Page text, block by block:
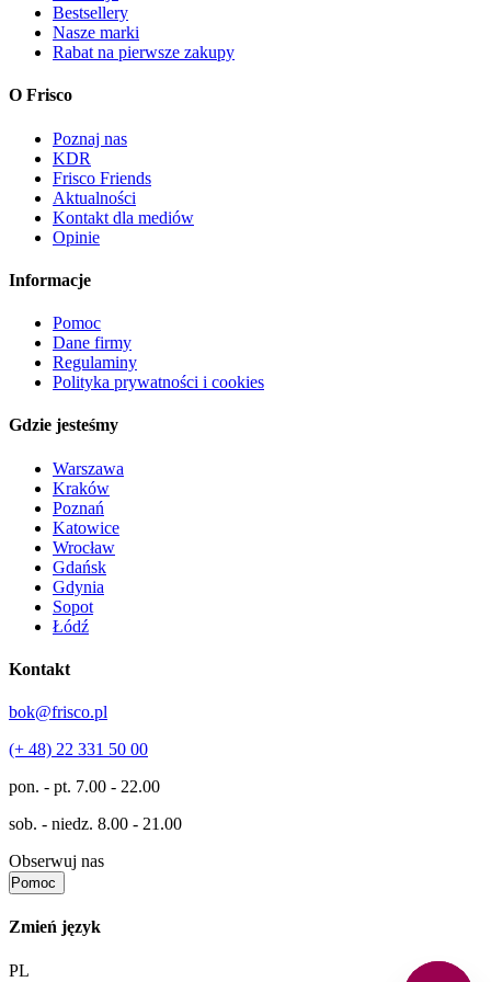
Bestsellery
Nasze marki
Rabat na pierwsze zakupy
O Frisco
Poznaj nas
KDR
Frisco Friends
Aktualności
Kontakt dla mediów
Opinie
Informacje
Pomoc
Dane firmy
Regulaminy
Polityka prywatności i cookies
Gdzie jesteśmy
Warszawa
Kraków
Poznań
Katowice
Wrocław
Gdańsk
Gdynia
Sopot
Łódź
Kontakt
bok@frisco.pl
(+ 48) 22 331 50 00
pon. - pt. 7.00 - 22.00
sob. - niedz. 8.00 - 21.00
Obserwuj nas
Pomoc
Zmień język
PL